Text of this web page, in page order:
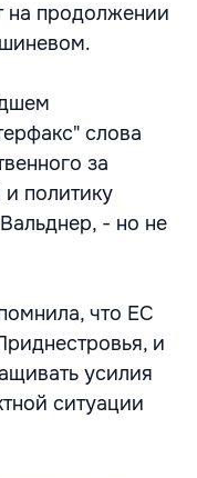
на продолжении
слова
за
политику
- но не
что ЕС
и
усилия
ситуации